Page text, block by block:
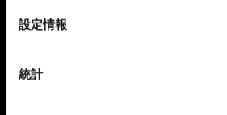
設定情報
統計
ヘルメットやグローブ等のライディ
ださい。バイクの運転に適さない服
お断りする場合がございます。 試乗
あります。雨天時は展示会に変更と